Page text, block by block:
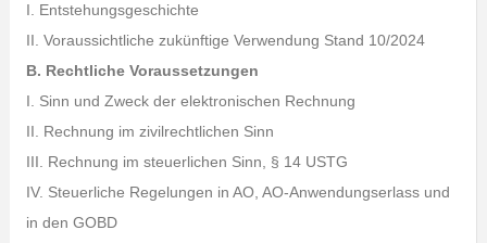
I. Entstehungsgeschichte
II. Voraussichtliche zukünftige Verwendung Stand 10/2024
B. Rechtliche Voraussetzungen
I. Sinn und Zweck der elektronischen Rechnung
II. Rechnung im zivilrechtlichen Sinn
III. Rechnung im steuerlichen Sinn, § 14 USTG
IV. Steuerliche Regelungen in AO, AO-Anwendungserlass und
in den GOBD